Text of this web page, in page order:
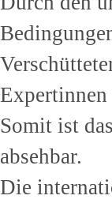
Expertinnen
Somit ist
absehbar.
Die